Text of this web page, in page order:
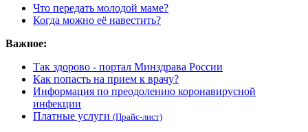
Что передать молодой маме?
Когда можно её навестить?
Важное:
Так здорово - портал Минздрава России
Как попасть на прием к врачу?
Информация по преодолению коронавирусной
инфекции
Платные услуги (Прайс-лист)